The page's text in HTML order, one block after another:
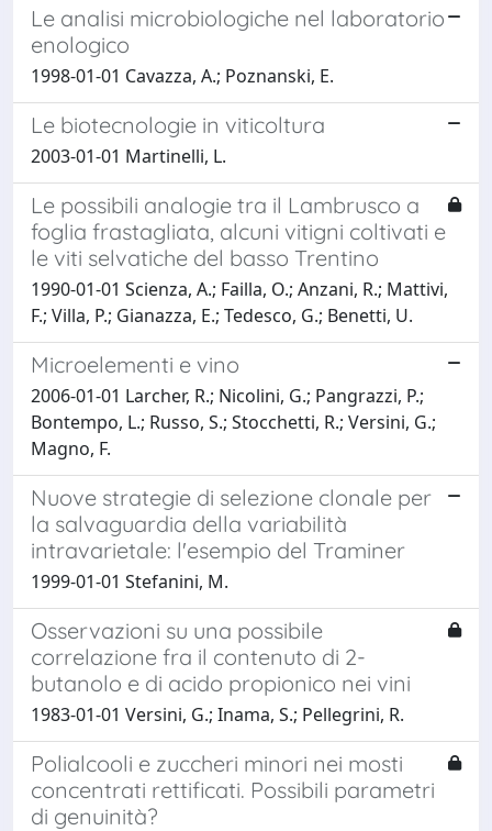
Le analisi microbiologiche nel laboratorio
enologico
1998-01-01 Cavazza, A.; Poznanski, E.
Le biotecnologie in viticoltura
2003-01-01 Martinelli, L.
Le possibili analogie tra il Lambrusco a
foglia frastagliata, alcuni vitigni coltivati e
le viti selvatiche del basso Trentino
1990-01-01 Scienza, A.; Failla, O.; Anzani, R.; Mattivi,
F.; Villa, P.; Gianazza, E.; Tedesco, G.; Benetti, U.
Microelementi e vino
2006-01-01 Larcher, R.; Nicolini, G.; Pangrazzi, P.;
Bontempo, L.; Russo, S.; Stocchetti, R.; Versini, G.;
Magno, F.
Nuove strategie di selezione clonale per
la salvaguardia della variabilità
intravarietale: l'esempio del Traminer
1999-01-01 Stefanini, M.
Osservazioni su una possibile
correlazione fra il contenuto di 2-
butanolo e di acido propionico nei vini
1983-01-01 Versini, G.; Inama, S.; Pellegrini, R.
Polialcooli e zuccheri minori nei mosti
concentrati rettificati. Possibili parametri
di genuinità?